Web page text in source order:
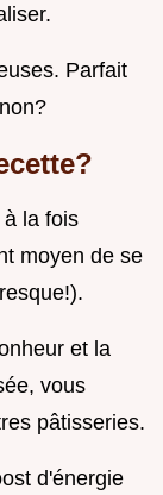
Parfait
la fois
moyen de se
et la
vous
pâtisseries.
d'énergie